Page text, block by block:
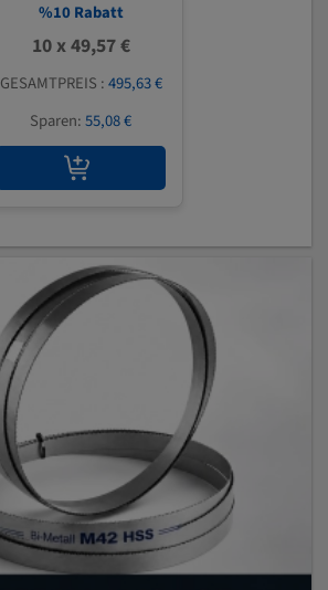
%10 Rabatt
10 x 49,57 €
GESAMTPREIS :495,63 €
Sparen:55,08 €